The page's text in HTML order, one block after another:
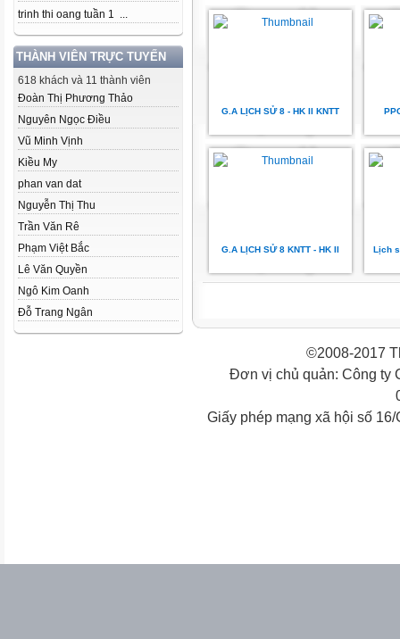
trinh thi oang tuần 1 ...
THÀNH VIÊN TRỰC TUYẾN
618 khách và 11 thành viên
Đoàn Thị Phương Thảo
Nguyên Ngọc Điều
Vũ Minh Vịnh
Kiều My
phan van dat
Nguyễn Thị Thu
Trần Văn Rê
Phạm Việt Bắc
Lê Văn Quyền
Ngô Kim Oanh
Đỗ Trang Ngân
G.A LỊCH SỬ 8 - HK II KNTT
G.A LỊCH SỬ 8 KNTT - HK II Lịch
©2008-2017
Đơn vị chủ quản: Công ty
Giấy phép mạng xã hội số